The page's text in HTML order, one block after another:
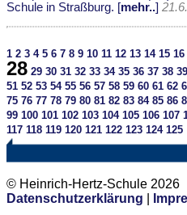
Schule in Straßburg. [mehr..]
1 2 3 4 5 6 7 8 9 10 11 12 13 14 15 16
28 29 30 31 32 33 34 35 36 37 38 39
51 52 53 54 55 56 57 58 59 60 61 62
75 76 77 78 79 80 81 82 83 84 85 86
99 100 101 102 103 104 105 106 107
117 118 119 120 121 122 123 124 125
© Heinrich-Hertz-Schule 2026
Datenschutzerklärung